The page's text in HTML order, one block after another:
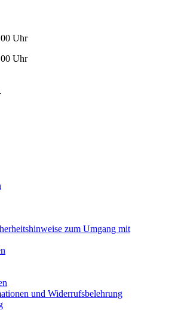
Uhr
Uhr
zum Umgang mit
und Widerrufsbelehrung